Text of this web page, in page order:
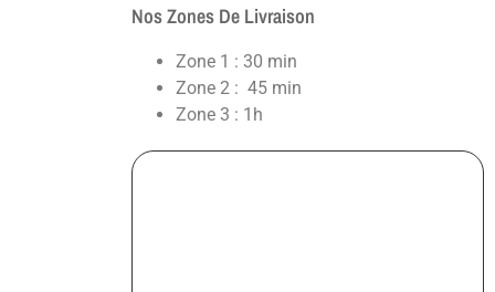
Nos Zones De Livraison
Zone 1 : 30 min
Zone 2 : 45 min
Zone 3 : 1h